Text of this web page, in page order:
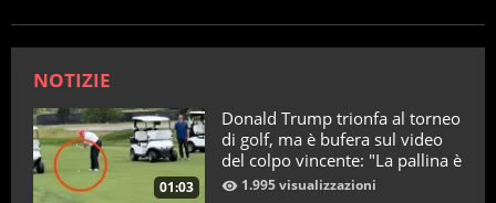
NOTIZIE
01:03
Donald Trump trionfa al torneo
di golf, ma è bufera sul video
del colpo vincente: "La pallina è
telecomandata"
1.995 visualizzazioni